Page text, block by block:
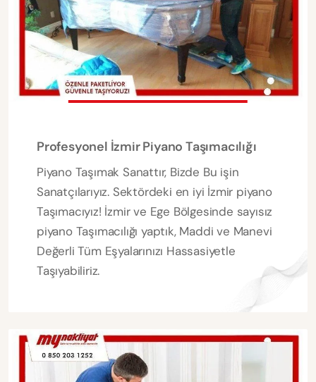
Profesyonel İzmir Piyano Taşımacılığı
Piyano Taşımak Sanattır, Bizde Bu işin
Sanatçılarıyız. Sektördeki en iyi İzmir piyano
Taşımacıyız! İzmir ve Ege Bölgesinde sayısız
piyano Taşımacılığı yaptık, Maddi ve Manevi
Değerli Tüm Eşyalarınızı Hassasiyetle
Taşıyabiliriz.